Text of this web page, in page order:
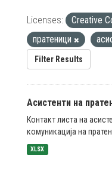
Licenses: Creative
пратеници
Filter Results
Асистенти на
Контакт листа на
комуникација на
XLSX